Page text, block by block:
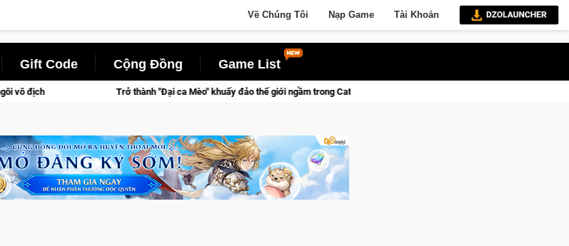
Về Chúng Tôi Nạp Game Tài Khoản
Gift Code Cộng Đồng Game List
Trở thành "Đại ca Mèo" khuấy đảo thế giới ngầm trong Cat Mafia Trang bị của game thủ Crossfire sẽ lộng lẫy ánh đèn